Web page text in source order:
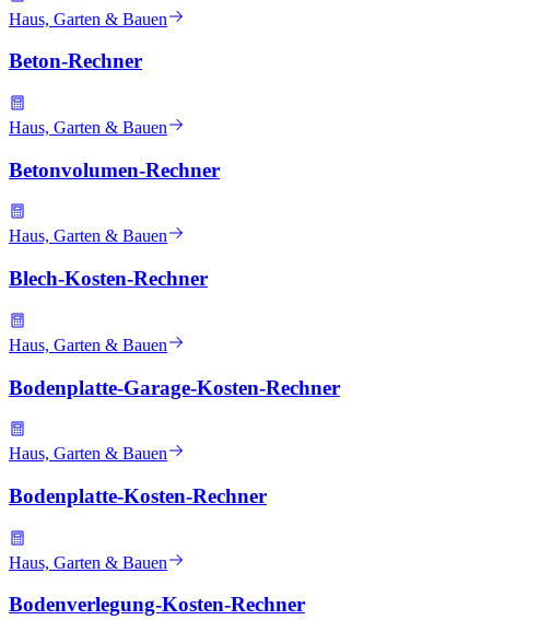
Haus, Garten & Bauen
Beton-Rechner
Haus, Garten & Bauen
Betonvolumen-Rechner
Haus, Garten & Bauen
Blech-Kosten-Rechner
Haus, Garten & Bauen
Bodenplatte-Garage-Kosten-Rechner
Haus, Garten & Bauen
Bodenplatte-Kosten-Rechner
Haus, Garten & Bauen
Bodenverlegung-Kosten-Rechner